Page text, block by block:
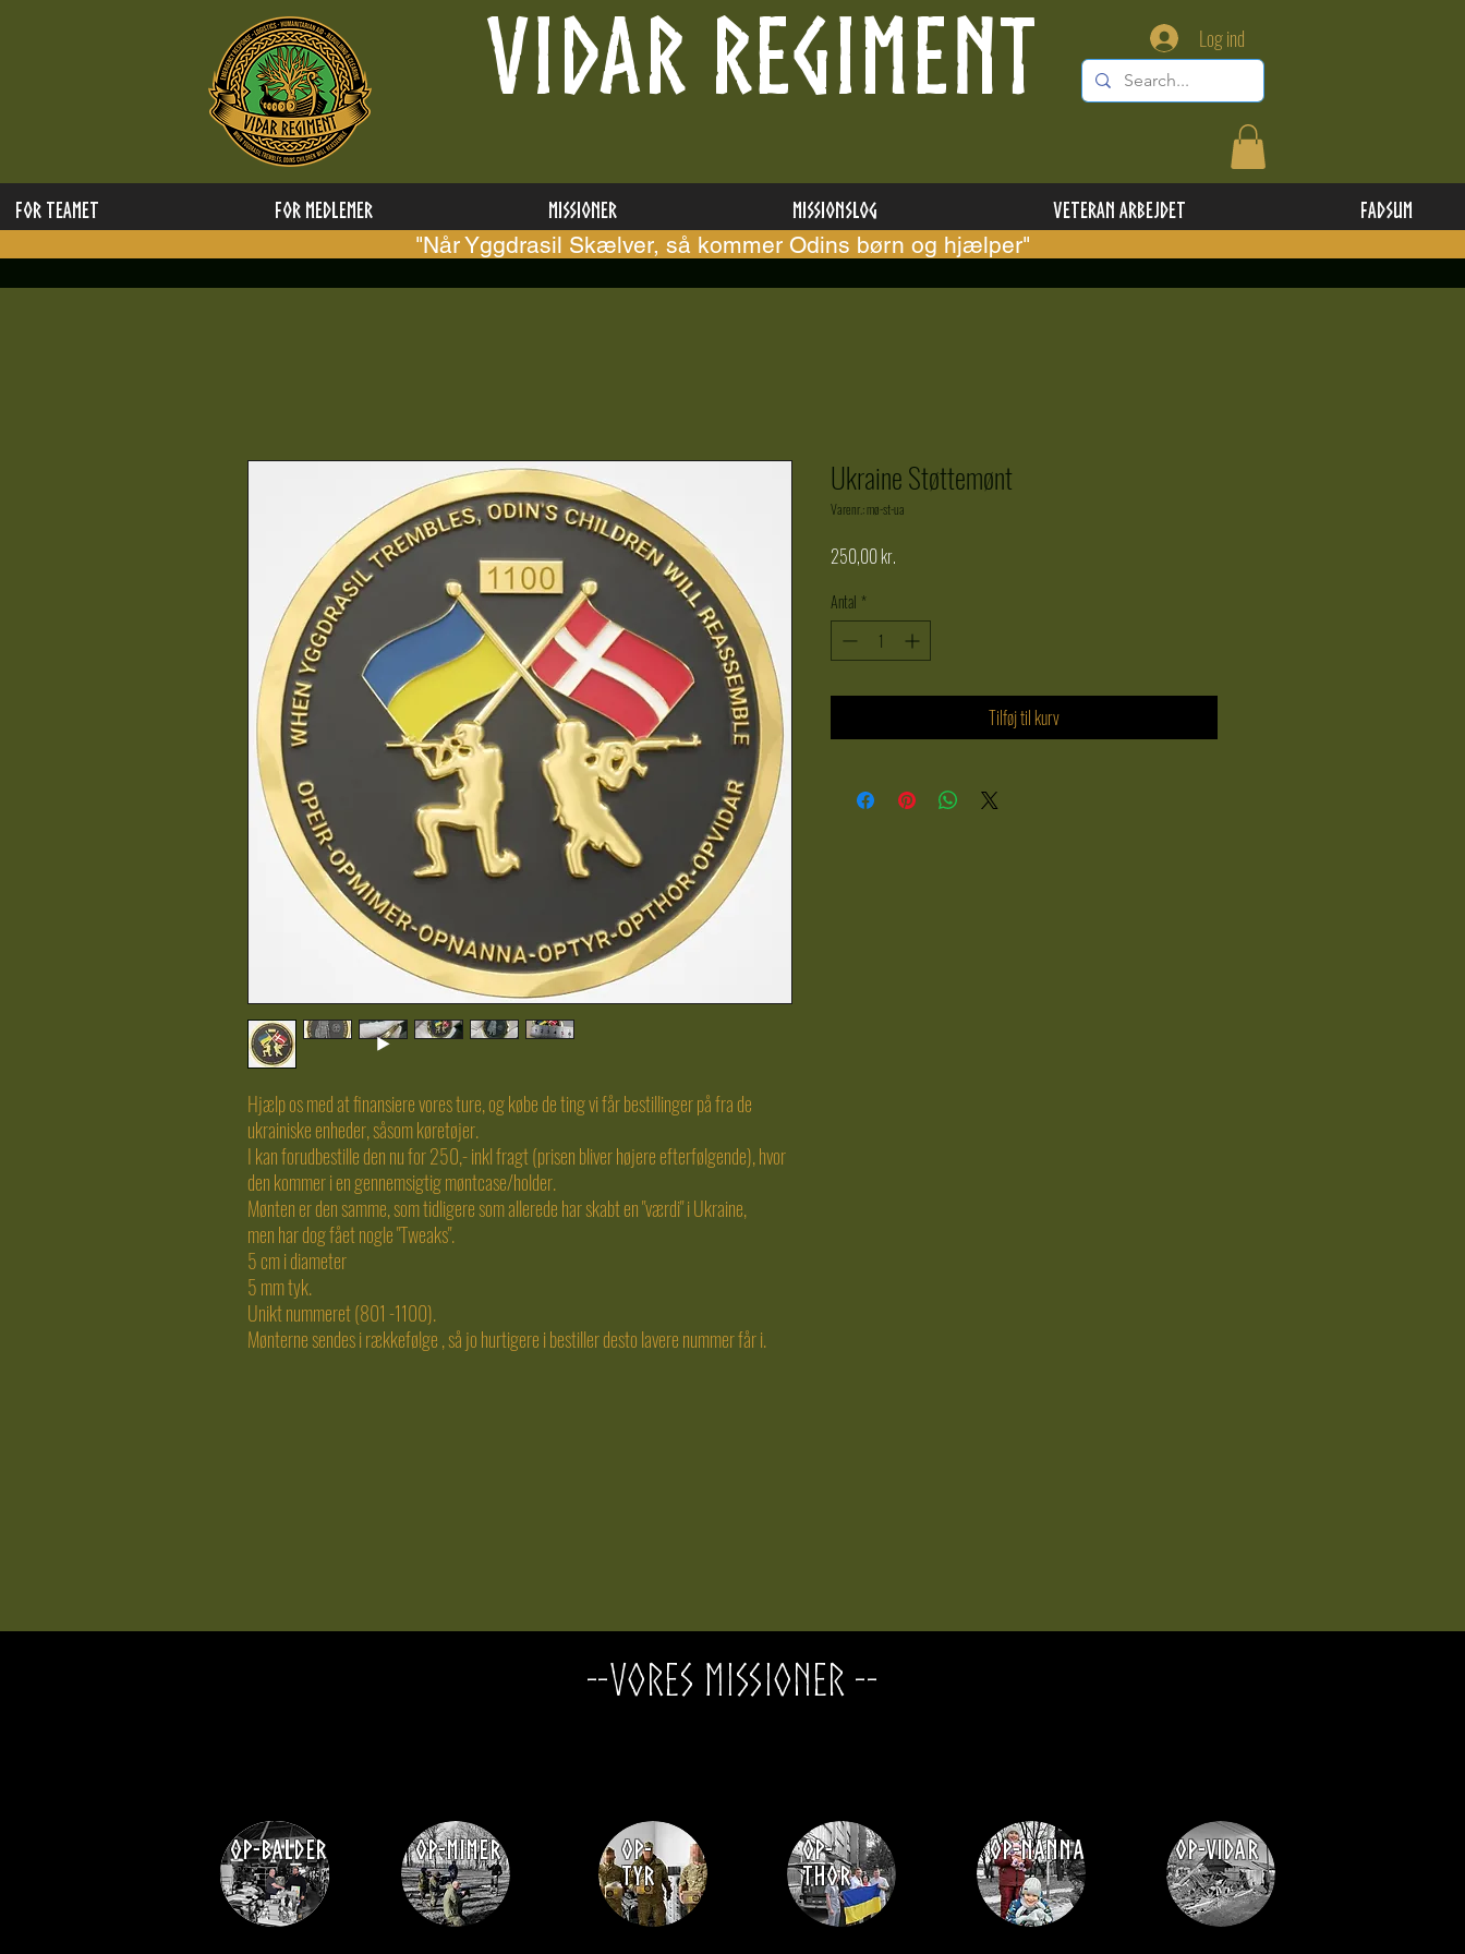
VIDAR REGIMENT Log ind
FOR TEAMET for medlemer Missioner Missionslog Veteran Arbejdet Fadsum
"Når Yggdrasil Skælver, så kommer Odins børn og hjælper"
Hjælp os med at finansiere vores ture, og købe de ting vi får bestillinger på fra de
ukrainiske enheder, såsom køretøjer.
I kan forudbestille den nu for 250,- inkl fragt (prisen bliver højere efterfølgende), hvor
den kommer i en gennemsigtig møntcase/holder.
Mønten er den samme, som tidligere som allerede har skabt en "værdi" i Ukraine,
men har dog fået nogle "Tweaks".
5 cm i diameter
5 mm tyk.
Unikt nummeret (801 -1100).
Mønterne sendes i rækkefølge , så jo hurtigere i bestiller desto lavere nummer får i.
Ukraine Støttemønt
Varenr.: mø-st-ua
250,00 kr.
Antal *
Tilføj til kurv
--Vores Missioner --
Op-Balder Op-mimer
Op-
tyr
Op-
thor
Op-nanna Op-vidar